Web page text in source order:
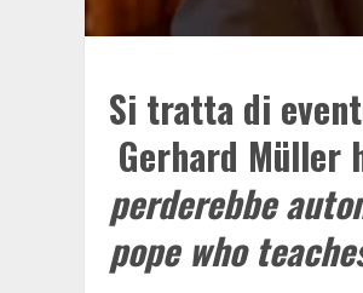
Si tratta di
Gerhard Müller
perderebbe
pope who